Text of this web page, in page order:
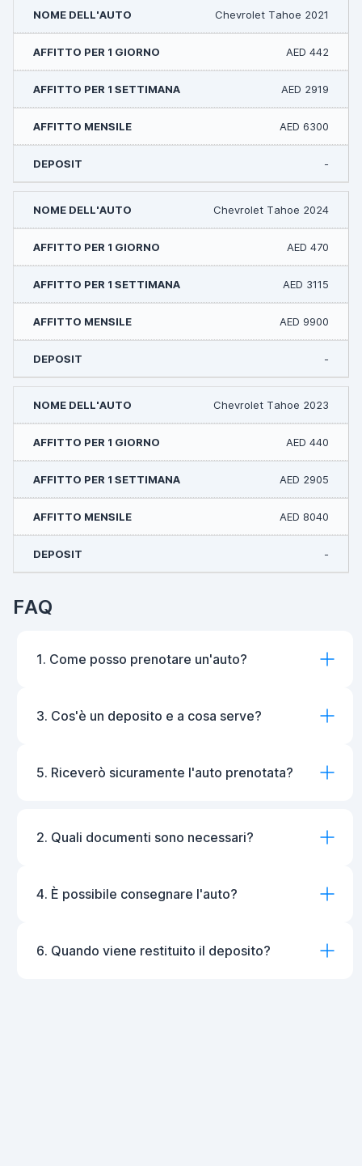
Chevrolet Tahoe 2021
AED 442
AED 2919
AED 6300
-
Chevrolet Tahoe 2024
AED 470
AED 3115
AED 9900
-
Chevrolet Tahoe 2023
AED 440
AED 2905
AED 8040
-
FAQ
1. Come posso prenotare un'auto?
3. Cos'è un deposito e a cosa serve?
5. Riceverò sicuramente l'auto prenotata?
2. Quali documenti sono necessari?
4. È possibile consegnare l'auto?
6. Quando viene restituito il deposito?